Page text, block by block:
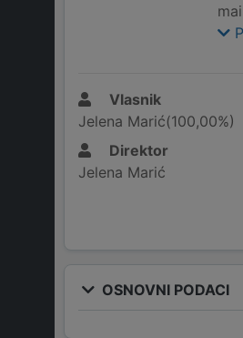
Vlasnik
Jelena Marić(100,00%)
Direktor
Jelena Marić
OSNOVNI PODACI